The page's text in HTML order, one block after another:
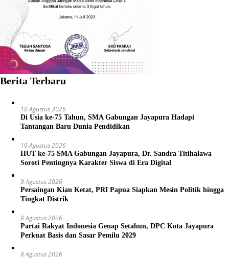
Berita Terbaru
10 Agustus 2026
Di Usia ke-75 Tahun, SMA Gabungan Jayapura Hadapi
Tantangan Baru Dunia Pendidikan
10 Agustus 2026
HUT ke-75 SMA Gabungan Jayapura, Dr. Sandra Titihalawa
Soroti Pentingnya Karakter Siswa di Era Digital
9 Agustus 2026
Persaingan Kian Ketat, PRI Papua Siapkan Mesin Politik hingga
Tingkat Distrik
8 Agustus 2026
Partai Rakyat Indonesia Genap Setahun, DPC Kota Jayapura
Perkuat Basis dan Sasar Pemilu 2029
8 Agustus 2026